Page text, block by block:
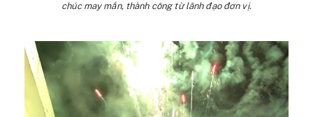
chúc may mắn, thành công từ lãnh đạo đơn vị.